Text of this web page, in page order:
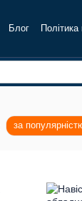
Блог Політика
за